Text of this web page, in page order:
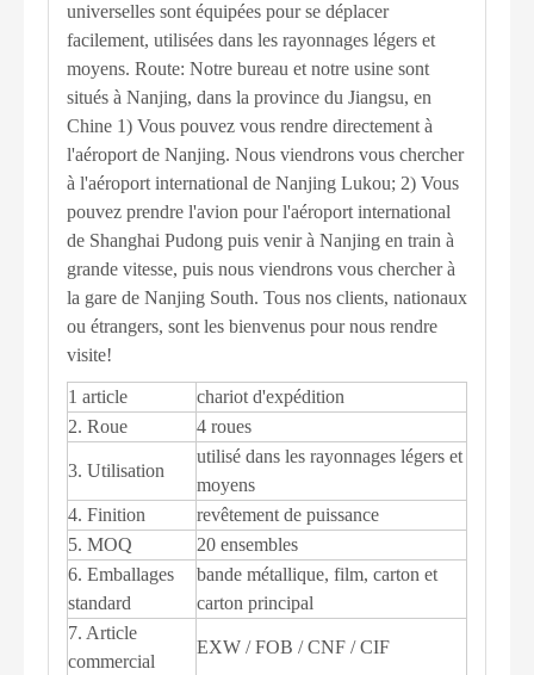
universelles sont équipées pour se déplacer
facilement, utilisées dans les rayonnages légers et
moyens. Route: Notre bureau et notre usine sont
situés à Nanjing, dans la province du Jiangsu, en
Chine 1) Vous pouvez vous rendre directement à
l'aéroport de Nanjing. Nous viendrons vous chercher
à l'aéroport international de Nanjing Lukou; 2) Vous
pouvez prendre l'avion pour l'aéroport international
de Shanghai Pudong puis venir à Nanjing en train à
grande vitesse, puis nous viendrons vous chercher à
la gare de Nanjing South. Tous nos clients, nationaux
ou étrangers, sont les bienvenus pour nous rendre
visite!
1 article
chariot d'expédition
2. Roue
4 roues
3. Utilisation
utilisé dans les rayonnages légers et
moyens
4. Finition
revêtement de puissance
5. MOQ
20 ensembles
6. Emballages
standard
bande métallique, film, carton et
carton principal
7. Article
commercial
EXW / FOB / CNF / CIF